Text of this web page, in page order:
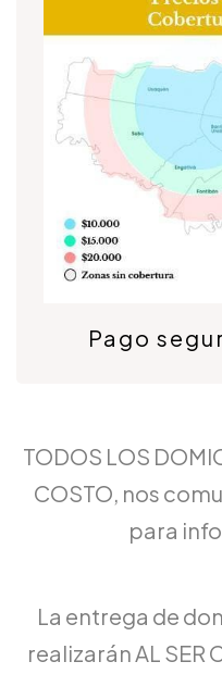
Pago
TODOS LOS
COSTO, nos
para
La entrega de
realizarán AL SER